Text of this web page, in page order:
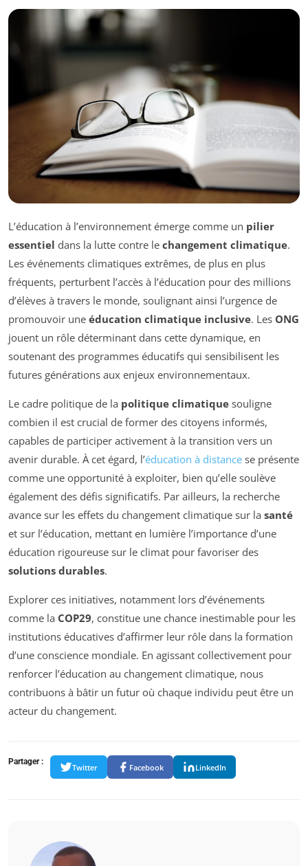
L’éducation à l’environnement émerge comme un pilier
essentiel dans la lutte contre le changement climatique.
Les événements climatiques extrêmes, de plus en plus
fréquents, perturbent l’accès à l’éducation pour des millions
d’élèves à travers le monde, soulignant ainsi l’urgence de
promouvoir une éducation climatique inclusive. Les ONG
jouent un rôle déterminant dans cette dynamique, en
soutenant des programmes éducatifs qui sensibilisent les
futures générations aux enjeux environnementaux.
Le cadre politique de la politique climatique souligne
combien il est crucial de former des citoyens informés,
capables de participer activement à la transition vers un
avenir durable. À cet égard, l’éducation à distance se présente
comme une opportunité à exploiter, bien qu’elle soulève
également des défis significatifs. Par ailleurs, la recherche
avance sur les effets du changement climatique sur la santé
et sur l’éducation, mettant en lumière l’importance d’une
éducation rigoureuse sur le climat pour favoriser des
solutions durables.
Explorer ces initiatives, notamment lors d’événements
comme la COP29, constitue une chance inestimable pour les
institutions éducatives d’affirmer leur rôle dans la formation
d’une conscience mondiale. En agissant collectivement pour
renforcer l’éducation au changement climatique, nous
contribuons à bâtir un futur où chaque individu peut être un
acteur du changement.
Partager :
Twitter Facebook LinkedIn